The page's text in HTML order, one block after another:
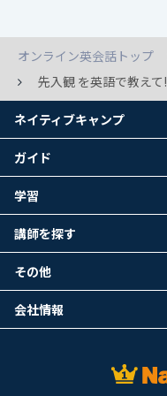
オンライン英会話トップ
先入観 を英語で教えて!
ネイティブキャンプ
ガイド
学習
講師を探す
その他
会社情報